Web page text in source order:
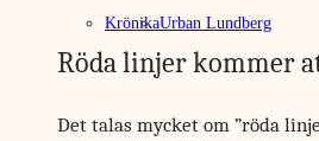
KrönikaUrban Lundberg
Röda linjer kommer
Det talas mycket om ”röda